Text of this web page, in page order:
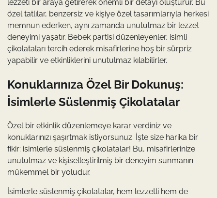
lezzeti bir araya getirerek önemli bir detayı oluşturur. Bu
özel tatlılar, benzersiz ve kişiye özel tasarımlarıyla herkesi
memnun ederken, aynı zamanda unutulmaz bir lezzet
deneyimi yaşatır. Bebek partisi düzenleyenler, isimli
çikolataları tercih ederek misafirlerine hoş bir sürpriz
yapabilir ve etkinliklerini unutulmaz kılabilirler.
Konuklarınıza Özel Bir Dokunuş:
İsimlerle Süslenmiş Çikolatalar
Özel bir etkinlik düzenlemeye karar verdiniz ve
konuklarınızı şaşırtmak istiyorsunuz. İşte size harika bir
fikir: isimlerle süslenmiş çikolatalar! Bu, misafirlerinize
unutulmaz ve kişiselleştirilmiş bir deneyim sunmanın
mükemmel bir yoludur.
İsimlerle süslenmiş çikolatalar, hem lezzetli hem de